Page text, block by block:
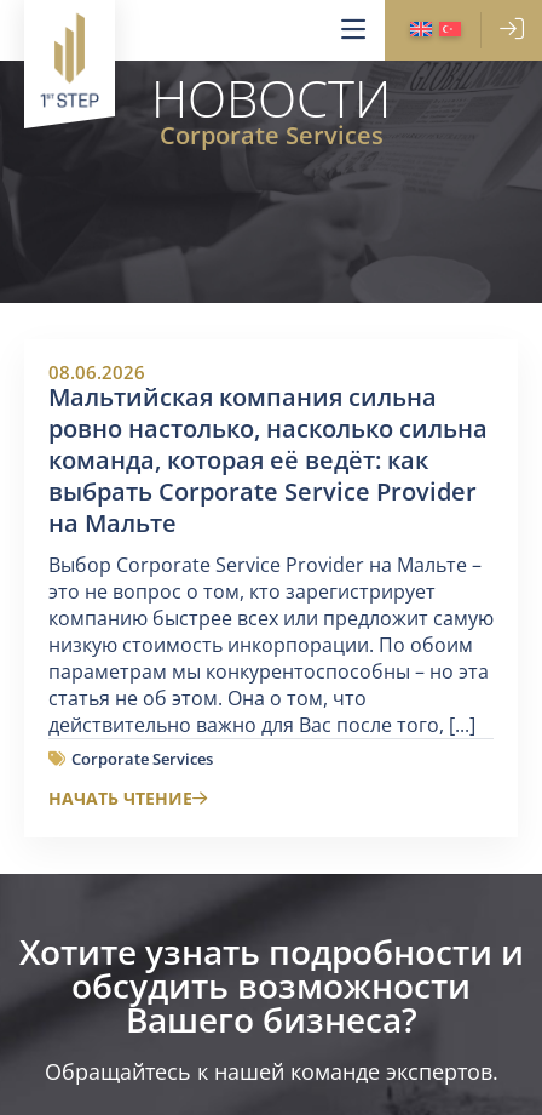
НОВОСТИ
Corporate Services
08.06.2026
Мальтийская компания сильна
ровно настолько, насколько сильна
команда, которая её ведёт: как
выбрать Corporate Service Provider
на Мальте
Выбор Corporate Service Provider на Мальте –
это не вопрос о том, кто зарегистрирует
компанию быстрее всех или предложит самую
низкую стоимость инкорпорации. По обоим
параметрам мы конкурентоспособны – но эта
статья не об этом. Она о том, что
действительно важно для Вас после того, [...]
Corporate Services
НАЧАТЬ ЧТЕНИЕ
Хотите узнать подробности и
обсудить возможности
Вашего бизнеса?​
Обращайтесь к нашей команде экспертов.